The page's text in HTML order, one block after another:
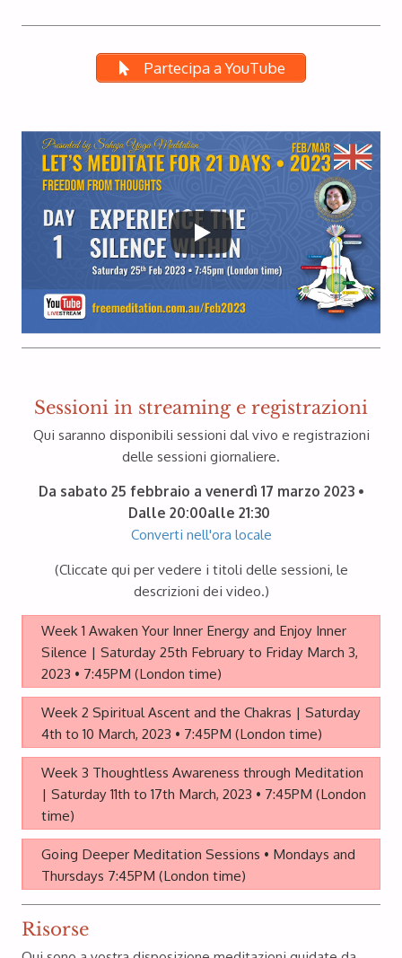
Partecipa a YouTube
Sessioni in streaming e registrazioni
Qui saranno disponibili sessioni dal vivo e registrazioni
delle sessioni giornaliere.
Da sabato 25 febbraio a venerdì 17 marzo 2023 •
Dalle 20:00alle 21:30
Converti nell'ora locale
(Cliccate qui per vedere i titoli delle sessioni, le
descrizioni dei video.)
Week 1 Awaken Your Inner Energy and Enjoy Inner
Silence | Saturday 25th February to Friday March 3,
2023 • 7:45PM (London time)
Week 2 Spiritual Ascent and the Chakras | Saturday
4th to 10 March, 2023 • 7:45PM (London time)
Week 3 Thoughtless Awareness through Meditation
| Saturday 11th to 17th March, 2023 • 7:45PM (London
time)
Going Deeper Meditation Sessions • Mondays and
Thursdays 7:45PM (London time)
Risorse